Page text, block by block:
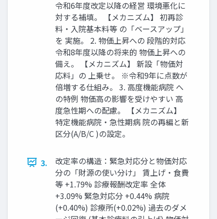
令和6年度改定以降の経営 環境悪化に
対する補填。 【メカニズム】 初再診
料・入院基本料等 の「ベースアップ」
を 実施。 2. 物価上昇への 段階的対応
令和8年度以降の将来的 物価上昇への
備え。 【メカニズム】 新設「物価対
応料」の 上乗せ。 ※令和9年に点数が
倍増する仕組み。 3. 高度機能病院 へ
の特例 物価高の影響を受けやすい 高
度急性期への配慮。 【メカニズム】
特定機能病院・急性期病 院の再編と新
区分(A/B/C )の設定。
3.
改定率の構造：緊急対応分と物価対応
分の「財源の使い分け」 賃上げ・食費
等 +1.79% 診療報酬改定率 全体
+3.09% 緊急対応分 +0.44% 病院
(+0.40%) 診療所(+0.02%) 過去のダメ